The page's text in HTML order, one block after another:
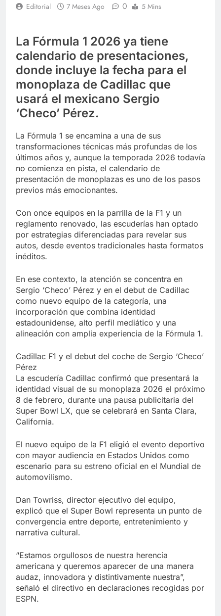
Editorial 7 Meses Ago 0 5 Mins
La Fórmula 1 2026 ya tiene
calendario de presentaciones,
donde incluye la fecha para el
monoplaza de Cadillac que
usará el mexicano Sergio
‘Checo’ Pérez.
La Fórmula 1 se encamina a una de sus
transformaciones técnicas más profundas de los
últimos años y, aunque la temporada 2026 todavía
no comienza en pista, el calendario de
presentación de monoplazas es uno de los pasos
previos más emocionantes.
Con once equipos en la parrilla de la F1 y un
reglamento renovado, las escuderías han optado
por estrategias diferenciadas para revelar sus
autos, desde eventos tradicionales hasta formatos
inéditos.
En ese contexto, la atención se concentra en
Sergio ‘Checo’ Pérez y en el debut de Cadillac
como nuevo equipo de la categoría, una
incorporación que combina identidad
estadounidense, alto perfil mediático y una
alineación con amplia experiencia de la Fórmula 1.
Cadillac F1 y el debut del coche de Sergio ‘Checo’
Pérez
La escudería Cadillac confirmó que presentará la
identidad visual de su monoplaza 2026 el próximo
8 de febrero, durante una pausa publicitaria del
Super Bowl LX, que se celebrará en Santa Clara,
California.
El nuevo equipo de la F1 eligió el evento deportivo
con mayor audiencia en Estados Unidos como
escenario para su estreno oficial en el Mundial de
automovilismo.
Dan Towriss, director ejecutivo del equipo,
explicó que el Super Bowl representa un punto de
convergencia entre deporte, entretenimiento y
narrativa cultural.
“Estamos orgullosos de nuestra herencia
americana y queremos aparecer de una manera
audaz, innovadora y distintivamente nuestra”,
señaló el directivo en declaraciones recogidas por
ESPN.